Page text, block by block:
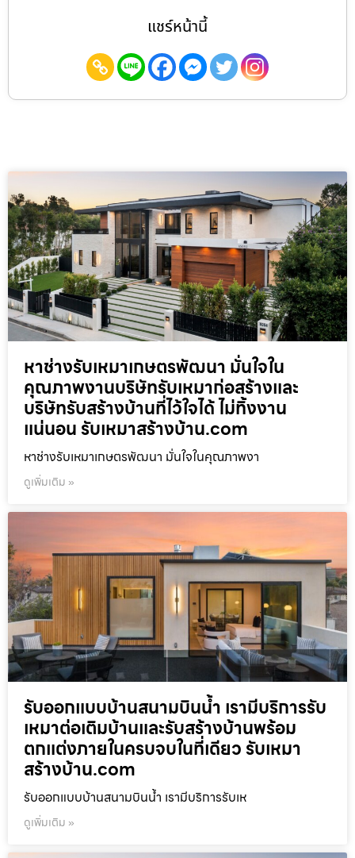
แชร์หน้านี้
หาช่างรับเหมาเกษตรพัฒนา มั่นใจใน
คุณภาพงานบริษัทรับเหมาก่อสร้างและ
บริษัทรับสร้างบ้านที่ไว้ใจได้ ไม่ทิ้งงาน
แน่นอน รับเหมาสร้างบ้าน.com
หาช่างรับเหมาเกษตรพัฒนา มั่นใจในคุณภาพงา
ดูเพิ่มเติม »
รับออกแบบบ้านสนามบินน้ำ เรามีบริการรับ
เหมาต่อเติมบ้านและรับสร้างบ้านพร้อม
ตกแต่งภายในครบจบในที่เดียว รับเหมา
สร้างบ้าน.com
รับออกแบบบ้านสนามบินน้ำ เรามีบริการรับเห
ดูเพิ่มเติม »